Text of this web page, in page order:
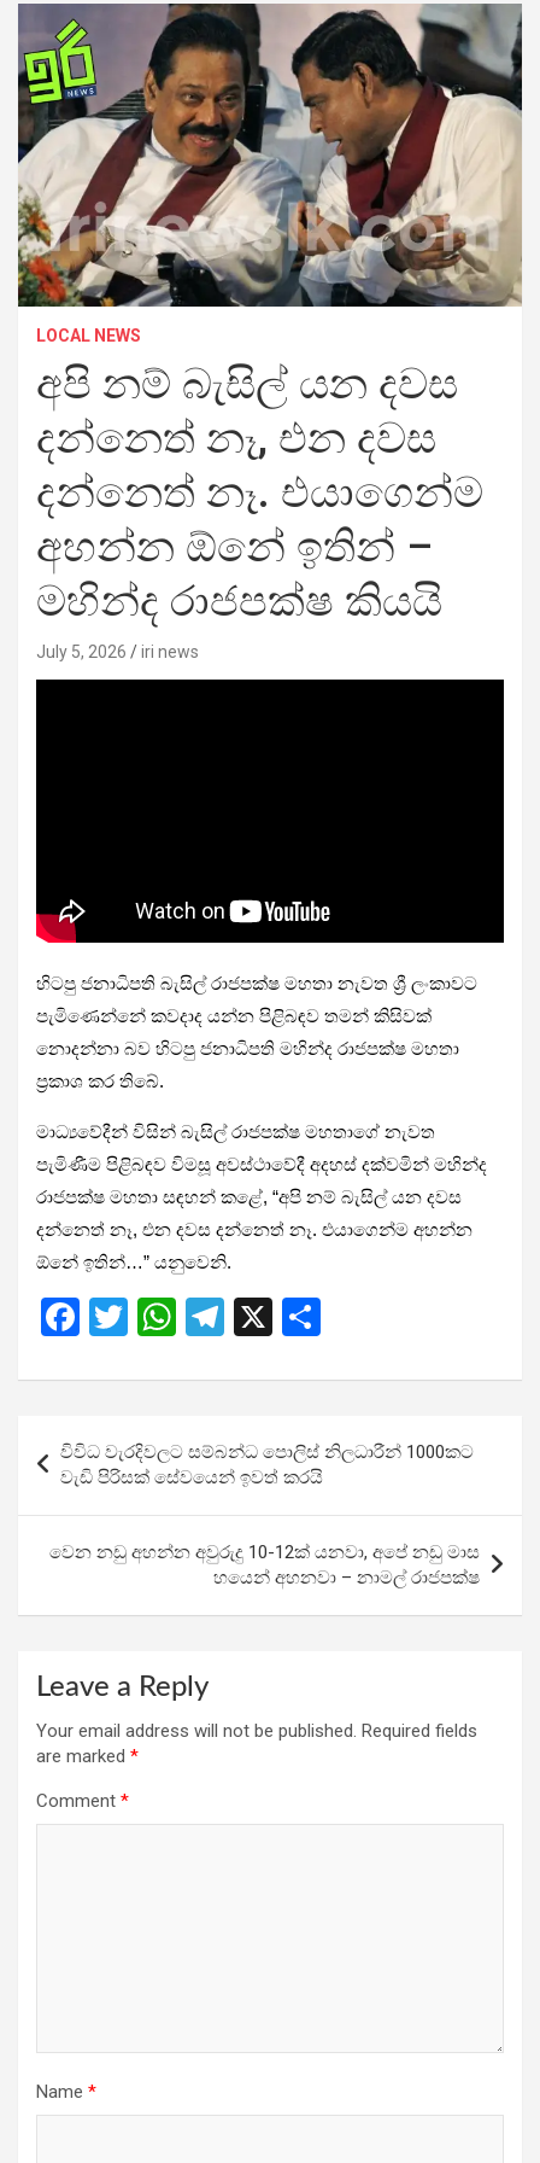
LOCAL NEWS
අපි නම් බැසිල් යන දවස
දන්නෙත් නෑ, එන දවස
දන්නෙත් නෑ. එයාගෙන්ම
අහන්න ඕනේ ඉතින් –
මහින්ද රාජපක්ෂ කියයි
July 5, 2026 iri news
හිටපු ජනාධිපති බැසිල් රාජපක්ෂ මහතා නැවත ශ්‍රී ලංකාවට
පැමිණෙන්නේ කවදාද යන්න පිළිබඳව තමන් කිසිවක්
නොදන්නා බව හිටපු ජනාධිපති මහින්ද රාජපක්ෂ මහතා
ප්‍රකාශ කර තිබේ.
මාධ්‍යවේදීන් විසින් බැසිල් රාජපක්ෂ මහතාගේ නැවත
පැමිණීම පිළිබඳව විමසූ අවස්ථාවේදී අදහස් දක්වමින් මහින්ද
රාජපක්ෂ මහතා සඳහන් කළේ, “අපි නම් බැසිල් යන දවස
දන්නෙත් නෑ, එන දවස දන්නෙත් නෑ. එයාගෙන්ම අහන්න
ඕනේ ඉතින්…” යනුවෙනි.
F
ce
b
o
o
k
T
tt
er
W
at
s
A
p
p
T
e
gr
a
m
X
ar
e
navigation
විවිධ වැරදිවලට සම්බන්ධ පොලිස් නිලධාරීන් 1000කට
වැඩි පිරිසක් සේවයෙන් ඉවත් කරයි
වෙන නඩු අහන්න අවුරුදු 10-12ක් යනවා, අපේ නඩු මාස
හයෙන් අහනවා – නාමල් රාජපක්ෂ
Leave a Reply
Your email address will not be published. Required fields
are marked *
Comment *
Name *